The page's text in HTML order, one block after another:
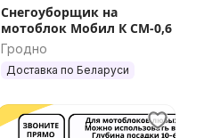
Снегоуборщик на
мотоблок Мобил К СМ-0,6
Гродно
Доставка по Беларуси